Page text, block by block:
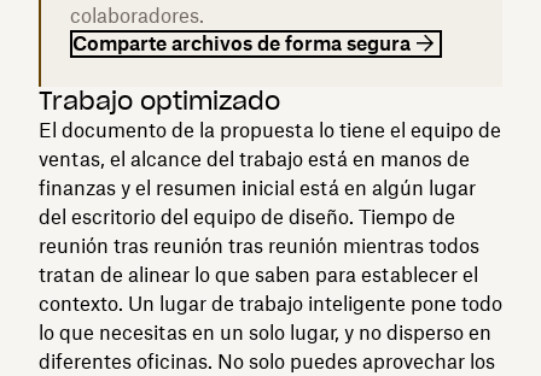
colaboradores.
Comparte archivos de forma segura
Trabajo optimizado
El documento de la propuesta lo tiene el equipo de
ventas, el alcance del trabajo está en manos de
finanzas y el resumen inicial está en algún lugar
del escritorio del equipo de diseño. Tiempo de
reunión tras reunión tras reunión mientras todos
tratan de alinear lo que saben para establecer el
contexto. Un lugar de trabajo inteligente pone todo
lo que necesitas en un solo lugar, y no disperso en
diferentes oficinas. No solo puedes aprovechar los